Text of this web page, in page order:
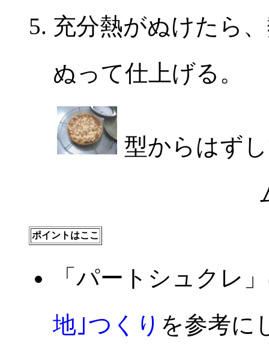
充分熱がぬけたら
ぬって仕上げる。
型からはず
ポイントはここ
「パートシュクレ
地｣つくり を参考に